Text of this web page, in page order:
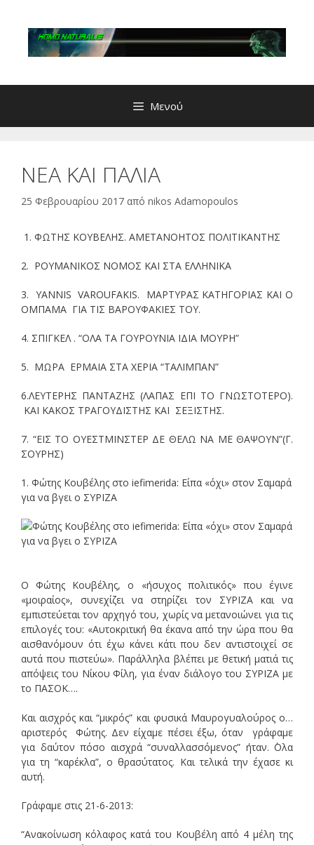
περιεχόμενο
Μενού
ΝΕΑ ΚΑΙ ΠΑΛΙΑ
25 Φεβρουαρίου 2017 από nikos Adamopoulos
1. ΦΩΤΗΣ ΚΟΥΒΕΛΗΣ. ΑΜΕΤΑΝΟΗΤΟΣ ΠΟΛΙΤΙΚΑΝΤΗΣ
2. ΡΟΥΜΑΝΙΚΟΣ ΝΟΜΟΣ ΚΑΙ ΣΤΑ ΕΛΛΗΝΙΚΑ
3. YANNIS VAROUFAKIS. ΜΑΡΤΥΡΑΣ ΚΑΤΗΓΟΡΙΑΣ ΚΑΙ Ο
ΟΜΠΑΜΑ ΓΙΑ ΤΙΣ ΒΑΡΟΥΦΑΚΙΕΣ ΤΟΥ.
4. ΣΠΙΓΚΕΛ . “ΟΛΑ ΤΑ ΓΟΥΡΟΥΝΙΑ ΙΔΙΑ ΜΟΥΡΗ”
5. ΜΩΡΑ ΕΡΜΑΙΑ ΣΤΑ ΧΕΡΙΑ “ΤΑΛΙΜΠΑΝ”
6.ΛΕΥΤΕΡΗΣ ΠΑΝΤΑΖΗΣ (ΛΑΠΑΣ ΕΠΙ ΤΟ ΓΝΩΣΤΟΤΕΡΟ).
ΚΑΙ ΚΑΚΟΣ ΤΡΑΓΟΥΔΙΣΤΗΣ ΚΑΙ ΣΕΞΙΣΤΗΣ.
7. “ΕΙΣ ΤΟ ΟΥΕΣΤΜΙΝΣΤΕΡ ΔΕ ΘΕΛΩ ΝΑ ΜΕ ΘΑΨΟΥΝ”(Γ.
ΣΟΥΡΗΣ)
1. Φώτης Κουβέλης στο iefimerida: Είπα «όχι» στον Σαμαρά
για να βγει ο ΣΥΡΙΖΑ
Ο Φώτης Κουβέλης, ο «ήσυχος πολιτικός» που έγινε
«μοιραίος», συνεχίζει να στηρίζει τον ΣΥΡΙΖΑ και να
εμπιστεύεται τον αρχηγό του, χωρίς να μετανοιώνει για τις
επιλογές του: «Αυτοκριτική θα έκανα από την ώρα που θα
αισθανόμουν ότι έχω κάνει κάτι που δεν αντιστοιχεί σε
αυτά που πιστεύω». Παράλληλα βλέπει με θετική ματιά τις
απόψεις του Νίκου Φίλη, για έναν διάλογο του ΣΥΡΙΖΑ με
το ΠΑΣΟΚ….
Και αισχρός και “μικρός” και φυσικά Μαυρογυαλούρος ο…
αριστερός Φώτης. Δεν είχαμε πέσει έξω, όταν γράφαμε
για δαύτον πόσο αισχρά “συναλλασσόμενος” ήταν. ΄Ολα
για τη “καρέκλα”, ο θρασύτατος. Και τελικά την έχασε κι
αυτή.
Γράφαμε στις 21-6-2013:
“Ανακοίνωση κόλαφος κατά του Κουβέλη από 4 μέλη της